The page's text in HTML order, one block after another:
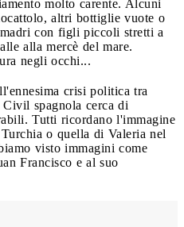
molto carente. Alcuni
altri bottiglie vuote o
con figli piccoli stretti a
alla mercè del mare.
negli occhi...
crisi politica tra
spagnola cerca di
Tutti ricordano l'immagine
o quella di Valeria nel
visto immagini come
Francisco e al suo